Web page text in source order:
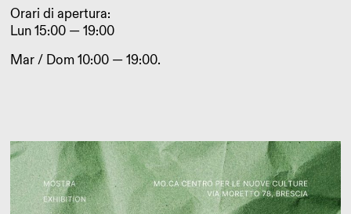
Orari di apertura:
Lun 15:00 — 19:00
Mar / Dom 10:00 — 19:00.